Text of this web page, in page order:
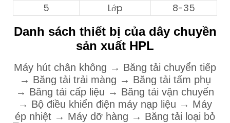
5
Lớp 8-35
Danh sách thiết bị của dây chuyền
sản xuất HPL
Máy hút chân không → Băng tải chuyển tiếp
→ Băng tải trải màng → Băng tải tấm phụ
→ Băng tải cấp liệu → Băng tải vận chuyển
→ Bộ điều khiển điện máy nạp liệu → Máy
ép nhiệt → Máy dỡ hàng → Băng tải loại bỏ